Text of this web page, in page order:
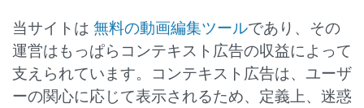
当サイトは 無料の動画編集ツールであり、その
運営はもっぱらコンテキスト広告の収益によって
支えられています。コンテキスト広告は、ユーザ
ーの関心に応じて表示されるため、定義上、迷惑